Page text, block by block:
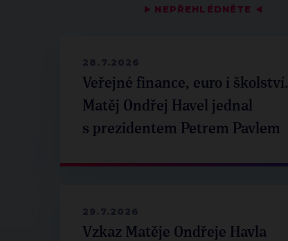
▶ NEPŘEHLÉDNĚTE ◀
28.7.2026
Veřejné finance, euro i školství.
Matěj Ondřej Havel jednal
s prezidentem Petrem Pavlem
29.7.2026
Vzkaz Matěje Ondřeje Havla